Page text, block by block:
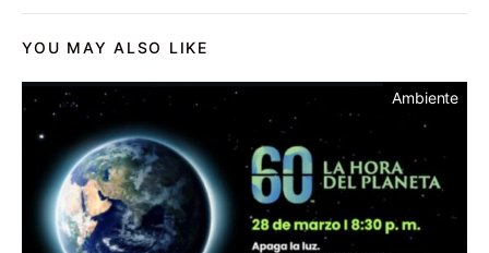
YOU MAY ALSO LIKE
Ambiente